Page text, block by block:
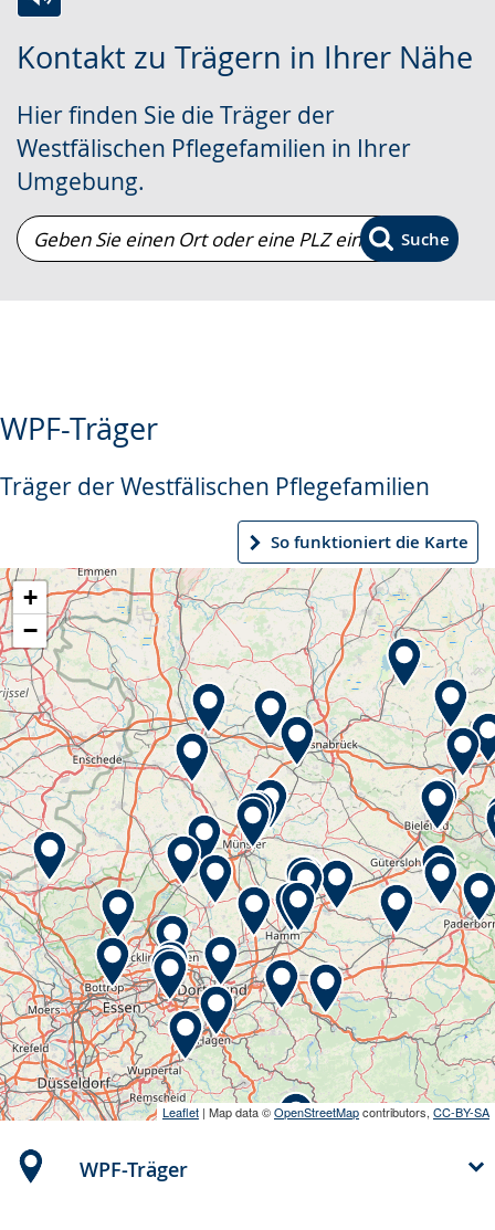
Kontakt zu Trägern in Ihrer Nähe
Leichten
wechseln.
Audio-
Video
Deutscher
Gebärdensprache
wird
angezeigt.
Hier finden Sie die Träger der
Westfälischen Pflegefamilien in Ihrer
Umgebung.
Geben
Sie
ein.
Suche
WPF-Träger
Träger der Westfälischen Pflegefamilien
So funktioniert die Karte
+
−
Leaflet | Map data ©OpenStreetMapcontributors, CC-BY-SA
WPF-Träger